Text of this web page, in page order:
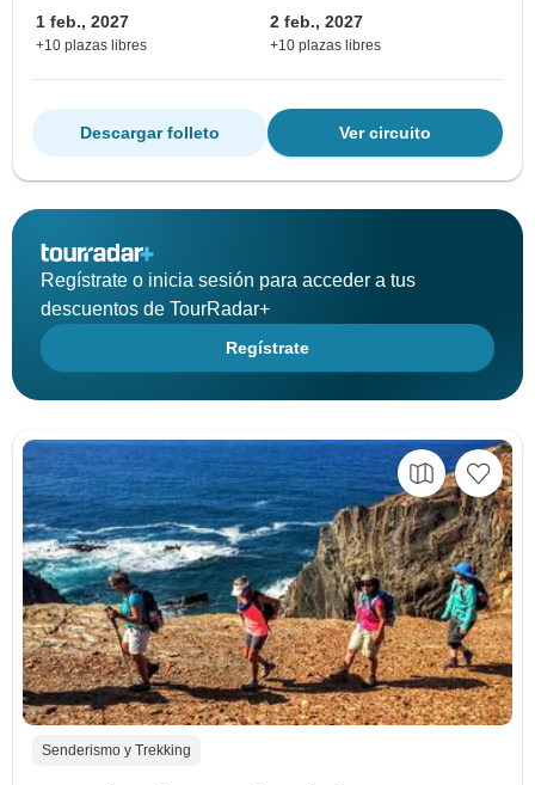
1 feb., 2027
+10 plazas libres
2 feb., 2027
+10 plazas libres
Ver circuito
Descargar folleto
Regístrate o inicia sesión para acceder a tus
descuentos de TourRadar+
Regístrate
Senderismo y Trekking